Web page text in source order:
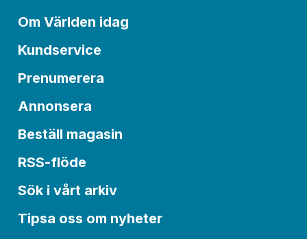
Om Världen idag
Kundservice
Prenumerera
Annonsera
Beställ magasin
RSS-flöde
Sök i vårt arkiv
Tipsa oss om nyheter